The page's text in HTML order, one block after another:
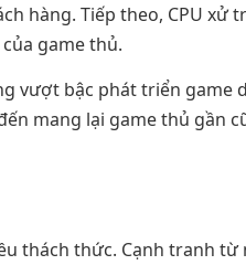
hàng. Tiếp theo, CPU xử
game thủ.
vượt bậc phát triển game
mang lại game thủ gần
thách thức. Cạnh tranh